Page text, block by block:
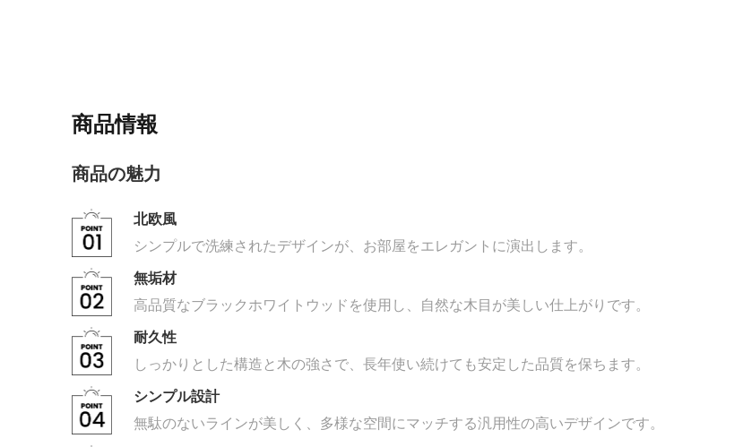
商品情報
商品の魅力
北欧風
シンプルで洗練されたデザインが、お部屋をエレガントに演出します。
無垢材
高品質なブラックホワイトウッドを使用し、自然な木目が美しい仕上がりです。
耐久性
しっかりとした構造と木の強さで、長年使い続けても安定した品質を保ちます。
シンプル設計
無駄のないラインが美しく、多様な空間にマッチする汎用性の高いデザインです。